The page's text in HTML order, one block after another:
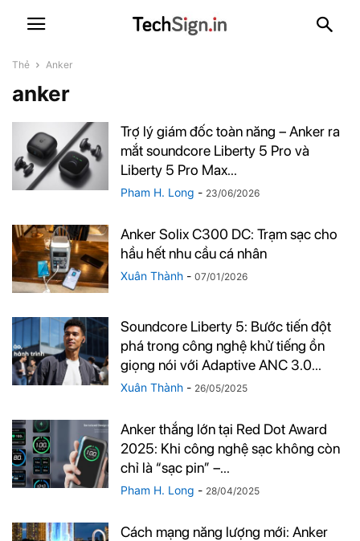
Thẻ Anker
anker
Trợ lý giám đốc toàn năng – Anker ra
mắt soundcore Liberty 5 Pro và
Liberty 5 Pro Max...
Pham H. Long - 23/06/2026
Anker Solix C300 DC: Trạm sạc cho
hầu hết nhu cầu cá nhân
Xuân Thành - 07/01/2026
Soundcore Liberty 5: Bước tiến đột
phá trong công nghệ khử tiếng ồn
giọng nói với Adaptive ANC 3.0...
Xuân Thành - 26/05/2025
Anker thắng lớn tại Red Dot Award
2025: Khi công nghệ sạc không còn
chỉ là “sạc pin” –...
Pham H. Long - 28/04/2025
Cách mạng năng lượng mới: Anker